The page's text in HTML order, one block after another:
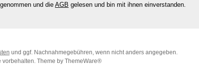
und die AGB gelesen und bin mit ihnen einverstanden.
und ggf. Nachnahmegebühren, wenn nicht anders angegeben.
Theme by ThemeWare®